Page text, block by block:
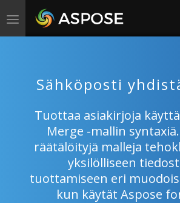
Toggle
Sähköposti
Tuottaa asiakirjoja
Merge -mallin
räätälöityjä malleja
yksilölliseen
tuottamiseen eri
kun käytät Aspose